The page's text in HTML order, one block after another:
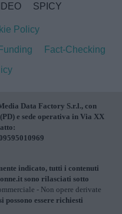
SPICY
Policy
Fact-Checking
Data Factory S.r.l., con
e sede operativa in Via XX
indicato, tutti i contenuti
sono rilasciati sotto
- Non opere derivate
possono essere richiesti